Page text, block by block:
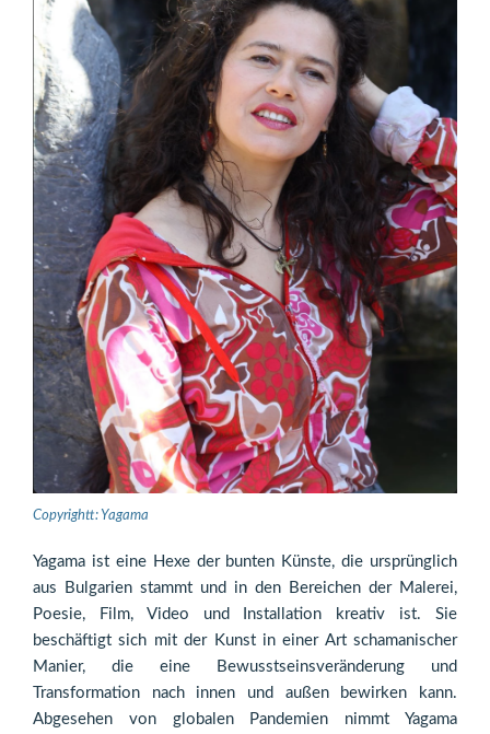
Copyrightt: Yagama
Yagama ist eine Hexe der bunten Künste, die ursprünglich
aus Bulgarien stammt und in den Bereichen der Malerei,
Poesie, Film, Video und Installation kreativ ist. Sie
beschäftigt sich mit der Kunst in einer Art schamanischer
Manier, die eine Bewusstseinsveränderung und
Transformation nach innen und außen bewirken kann.
Abgesehen von globalen Pandemien nimmt Yagama